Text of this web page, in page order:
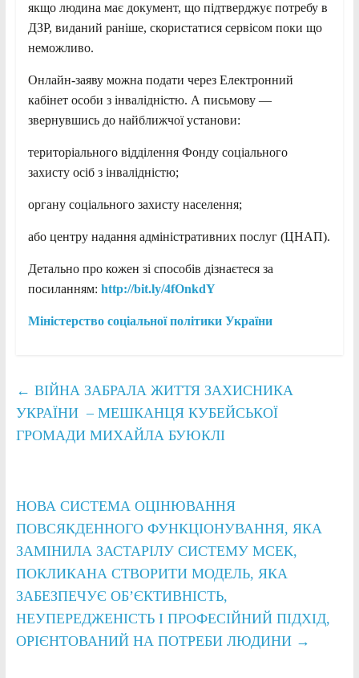
якщо людина має документ, що підтверджує потребу в
ДЗР, виданий раніше, скористатися сервісом поки що
неможливо.
Онлайн-заяву можна подати через Електронний
кабінет особи з інвалідністю. А письмову —
звернувшись до найближчої установи:
територіального відділення Фонду соціального
захисту осіб з інвалідністю;
органу соціального захисту населення;
або центру надання адміністративних послуг (ЦНАП).
Детально про кожен зі способів дізнаєтеся за
посиланням: http://bit.ly/4fOnkdY
Міністерство соціальної політики України
← ВІЙНА ЗАБРАЛА ЖИТТЯ ЗАХИСНИКА
УКРАЇНИ – МЕШКАНЦЯ КУБЕЙСЬКОЇ
ГРОМАДИ МИХАЙЛА БУЮКЛІ
НОВА СИСТЕМА ОЦІНЮВАННЯ
ПОВСЯКДЕННОГО ФУНКЦІОНУВАННЯ, ЯКА
ЗАМІНИЛА ЗАСТАРІЛУ СИСТЕМУ МСЕК,
ПОКЛИКАНА СТВОРИТИ МОДЕЛЬ, ЯКА
ЗАБЕЗПЕЧУЄ ОБ’ЄКТИВНІСТЬ,
НЕУПЕРЕДЖЕНІСТЬ І ПРОФЕСІЙНИЙ ПІДХІД,
ОРІЄНТОВАНИЙ НА ПОТРЕБИ ЛЮДИНИ →